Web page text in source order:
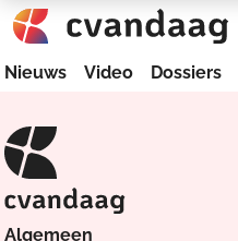
Nieuws Video Dossiers
Algemeen